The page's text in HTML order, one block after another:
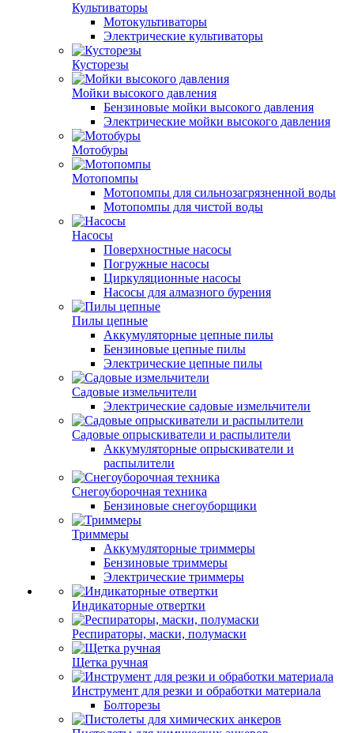
Культиваторы
Мотокультиваторы
Электрические культиваторы
Кусторезы
Мойки высокого давления
Бензиновые мойки высокого давления
Электрические мойки высокого давления
Мотобуры
Мотопомпы
Мотопомпы для сильнозагрязненной воды
Мотопомпы для чистой воды
Насосы
Поверхностные насосы
Погружные насосы
Циркуляционные насосы
Насосы для алмазного бурения
Пилы цепные
Аккумуляторные цепные пилы
Бензиновые цепные пилы
Электрические цепные пилы
Садовые измельчители
Электрические садовые измельчители
Садовые опрыскиватели и распылители
Аккумуляторные опрыскиватели и
распылители
Снегоуборочная техника
Бензиновые снегоуборщики
Триммеры
Аккумуляторные триммеры
Бензиновые триммеры
Электрические триммеры
Индикаторные отвертки
Респираторы, маски, полумаски
Щетка ручная
Инструмент для резки и обработки материала
Болторезы